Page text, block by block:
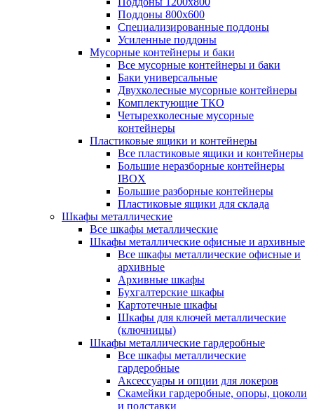
Поддоны 800х600
Специализированные поддоны
Усиленные поддоны
Мусорные контейнеры и баки
Все мусорные контейнеры и баки
Баки универсальные
Двухколесные мусорные контейнеры
Комплектующие ТКО
Четырехколесные мусорные
контейнеры
Пластиковые ящики и контейнеры
Все пластиковые ящики и контейнеры
Большие неразборные контейнеры
IBOX
Большие разборные контейнеры
Пластиковые ящики для склада
Шкафы металлические
Все шкафы металлические
Шкафы металлические офисные и архивные
Все шкафы металлические офисные и
архивные
Архивные шкафы
Бухгалтерские шкафы
Картотечные шкафы
Шкафы для ключей металлические
(ключницы)
Шкафы металлические гардеробные
Все шкафы металлические
гардеробные
Аксессуары и опции для локеров
Скамейки гардеробные, опоры, цоколи
и подставки